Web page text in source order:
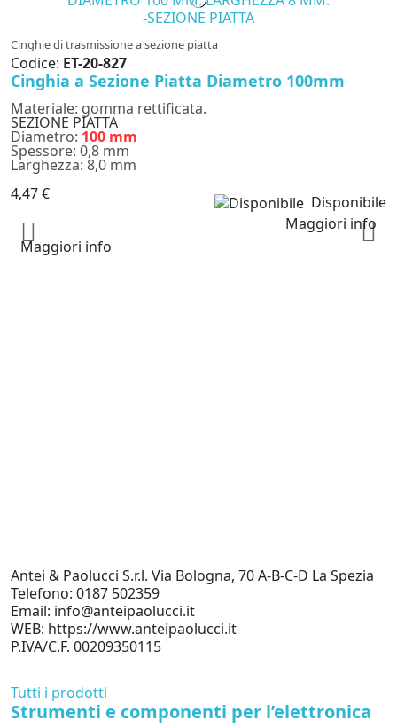
Cinghie di trasmissione a sezione piatta
Codice: ET-20-827
Cinghia a Sezione Piatta Diametro 100mm
Materiale: gomma rettificata.
SEZIONE PIATTA
Diametro: 100 mm
Spessore: 0,8 mm
Larghezza: 8,0 mm
4,47 €
Disponibile
Maggiori info
Maggiori info
Antei & Paolucci S.r.l. Via Bologna, 70 A-B-C-D La Spezia
Telefono: 0187 502359
Email: info@anteipaolucci.it
WEB: https://www.anteipaolucci.it
P.IVA/C.F. 00209350115
Tutti i prodotti
Strumenti e componenti per l’elettronica